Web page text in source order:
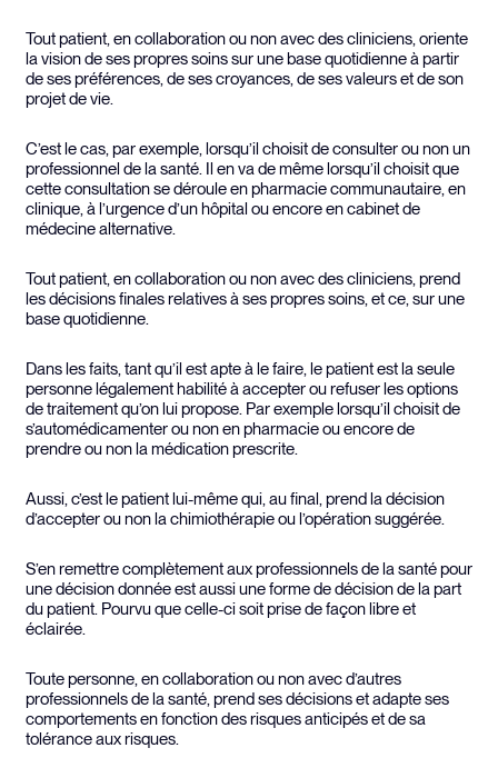
Tout patient, en collaboration ou non avec des cliniciens, oriente
la vision de ses propres soins sur une base quotidienne à partir
de ses préférences, de ses croyances, de ses valeurs et de son
projet de vie.
C’est le cas, par exemple, lorsqu’il choisit de consulter ou non un
professionnel de la santé. Il en va de même lorsqu’il choisit que
cette consultation se déroule en pharmacie communautaire, en
clinique, à l’urgence d’un hôpital ou encore en cabinet de
médecine alternative.
Tout patient, en collaboration ou non avec des cliniciens, prend
les décisions finales relatives à ses propres soins, et ce, sur une
base quotidienne.
Dans les faits, tant qu’il est apte à le faire, le patient est la seule
personne légalement habilité à accepter ou refuser les options
de traitement qu’on lui propose. Par exemple lorsqu’il choisit de
s’automédicamenter ou non en pharmacie ou encore de
prendre ou non la médication prescrite.
Aussi, c’est le patient lui-même qui, au final, prend la décision
d’accepter ou non la chimiothérapie ou l’opération suggérée.
S’en remettre complètement aux professionnels de la santé pour
une décision donnée est aussi une forme de décision de la part
du patient. Pourvu que celle-ci soit prise de façon libre et
éclairée.
Toute personne, en collaboration ou non avec d’autres
professionnels de la santé, prend ses décisions et adapte ses
comportements en fonction des risques anticipés et de sa
tolérance aux risques.